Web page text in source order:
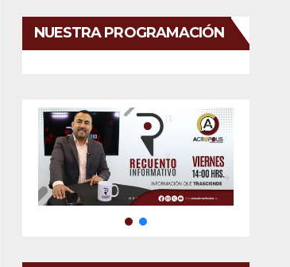
NUESTRA PROGRAMACIÓN